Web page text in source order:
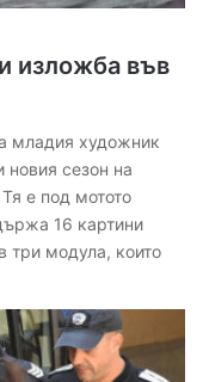
изложба във
младия художник
новия сезон на
е под мотото
16 картини
три модула, които